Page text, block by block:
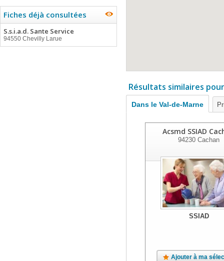
Fiches déjà consultées
S.s.i.a.d. Sante Service
94550 Chevilly Larue
Résultats similaires
Dans le Val-de-Marne
Acsmd SSIAD
94230 Cachan
SSIAD
Ajouter à ma